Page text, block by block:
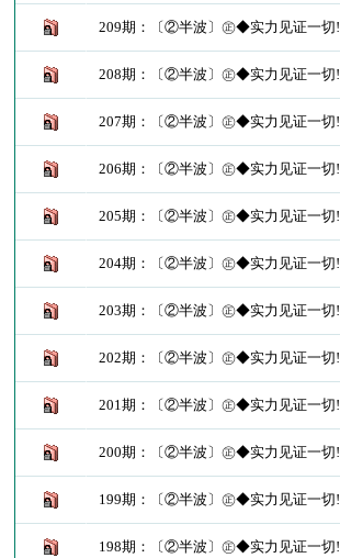
209期：〔②半波〕㊣◆实力见证一切!
208期：〔②半波〕㊣◆实力见证一切!
207期：〔②半波〕㊣◆实力见证一切!
206期：〔②半波〕㊣◆实力见证一切!
205期：〔②半波〕㊣◆实力见证一切!
204期：〔②半波〕㊣◆实力见证一切!
203期：〔②半波〕㊣◆实力见证一切!
202期：〔②半波〕㊣◆实力见证一切!
201期：〔②半波〕㊣◆实力见证一切!
200期：〔②半波〕㊣◆实力见证一切!
199期：〔②半波〕㊣◆实力见证一切!
198期：〔②半波〕㊣◆实力见证一切!